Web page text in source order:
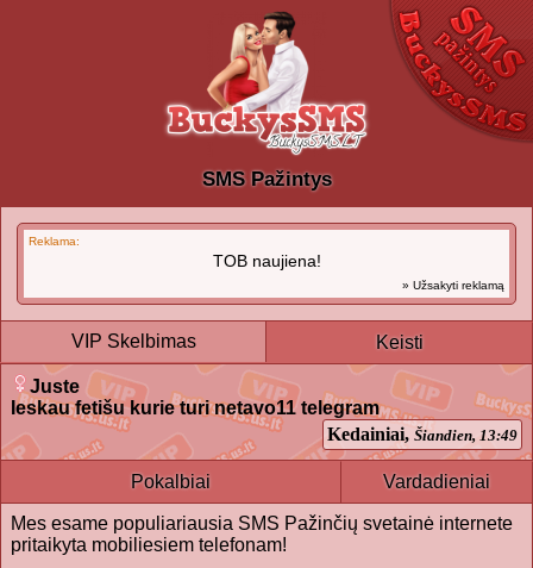
SMS Pažintys
Reklama:
TOB naujiena!
» Užsakyti reklamą
VIP Skelbimas Keisti
Juste
Ieskau fetišu kurie turi netavo11 telegram
Kedainiai, Šiandien, 13:49
Pokalbiai Vardadieniai
Mes esame populiariausia SMS Pažinčių svetainė internete
pritaikyta mobiliesiem telefonam!